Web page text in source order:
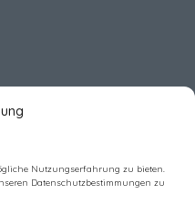
Nutzungserfahrung zu bieten.
Datenschutzbestimmungen zu